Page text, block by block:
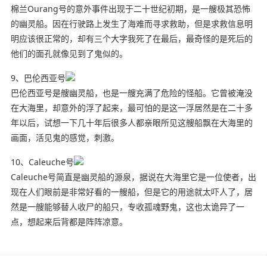
棉兰Ourang号的意外事件出现于二十世纪初期，是一艘极其恐怖
的幽灵船。因在行驶路上发生了海难而寻求救助，但是求救信息明
明应该很正常的，却有三个大字我死了在最后，最奇怪的是死后的
他们的面孔就像见到了鬼似的。
9、巴伦西亚号
巴伦西亚号是艘幽灵船，也是一艘充满了危险的怪船。它曾被淹没
在大海里，却意外的浮了起来，最可怕的是这一浮居然是在二十多
年以后，试想一下几十年后很多人都亲眼所见这艘船飘在大海里的
画面，活见鬼的感觉，刺激。
10、Caleuche号
Caleuche号简直是幽灵船的源泉，据说在大海里它是一位使者，出
现在人们眼前是非常好看的一艘船，但是它的用途就太吓人了，居
然是一艘能够替人收尸的船只，专收孤魂野鬼，这也太诡异了一
点，想起来后背都是阵阵凉意。